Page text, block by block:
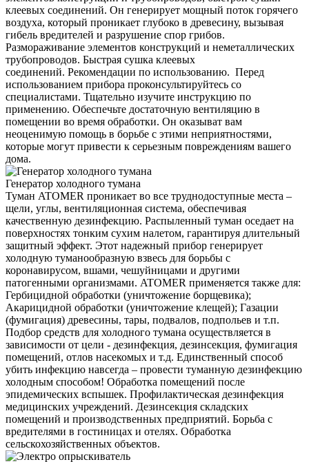
клеевых соединений. Он генерирует мощный поток горячего
воздуха, который проникает глубоко в древесину, вызывая
гибель вредителей и разрушение спор грибов.
Размораживание элементов конструкций и неметаллических
трубопроводов. Быстрая сушка клеевых
соединений. Рекомендации по использованию. Перед
использованием прибора проконсультируйтесь со
специалистами. Тщательно изучите инструкцию по
применению. Обеспечьте достаточную вентиляцию в
помещении во время обработки. Он оказыват вам
неоценимую помощь в борьбе с этими неприятностями,
которые могут привести к серьезным повреждениям вашего
дома.
Генератор холодного тумана
Туман ATOMER проникает во все труднодоступные места –
щели, углы, вентиляционная система, обеспечивая
качественную дезинфекцию. Распыленный туман оседает на
поверхностях тонким сухим налетом, гарантируя длительный
защитный эффект. Этот надежный прибор генерирует
холодную туманообразную взвесь для борьбы с
коронавирусом, вшами, чешуйницами и другими
патогенными организмами. ATOMER применяется также для:
Гербицидной обработки (уничтожение борщевика);
Акарицидной обработки (уничтожение клещей); Газации
(фумигация) древесины, тары, подвалов, подпольев и т.п.
Подбор средств для холодного тумана осуществляется в
зависимости от цели - дезинфекция, дезинсекция, фумигация
помещений, отлов насекомых и т.д. Единственный способ
убить инфекцию навсегда – провести туманную дезинфекцию
холодным способом! Обработка помещений после
эпидемических вспышек. Профилактическая дезинфекция
медицинских учреждений. Дезинсекция складских
помещений и производственных предприятий. Борьба с
вредителями в гостиницах и отелях. Обработка
сельскохозяйственных объектов.